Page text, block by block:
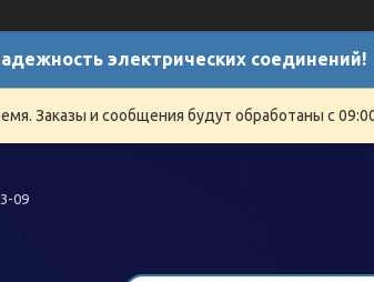
электрических соединений!
Заказы и сообщения будут обработаны с
09